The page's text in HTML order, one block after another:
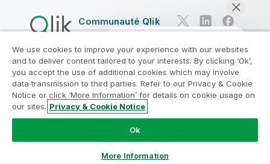
Discuter maintenant
Communauté Qlik
Contrats juridiques
Conditions d'utilisation des produits
Legal Policies
Conditions légales
Conditions d'utilisation
Marques
Do Not Share My Info
Copyright © 1993-2026 QlikTech International AB. Tous
We use cookies to improve your experience with our websites
and to deliver content tailored to your interests. By clicking ‘Ok’,
you accept the use of additional cookies which may involve
data transmission to third parties. Refer to our Privacy & Cookie
Notice or click ‘More Information’ for details on cookie usage on
our sites. Privacy & Cookie Notice
Ok
More Information